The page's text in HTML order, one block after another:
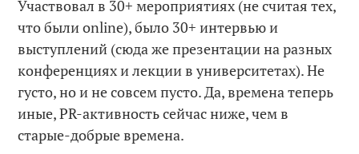
Участвовал в 30+ мероприятиях (не считая тех,
что были online), было 30+ интервью и
выступлений (сюда же презентации на разных
конференциях и лекции в университетах). Не
густо, но и не совсем пусто. Да, времена теперь
иные, PR-активность сейчас ниже, чем в
старые-добрые времена.